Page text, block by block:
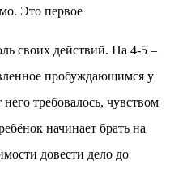
Это первое
своих действий. На 4-5 –
пробуждающимся у
требовалось, чувством
начинает брать на
довести дело до